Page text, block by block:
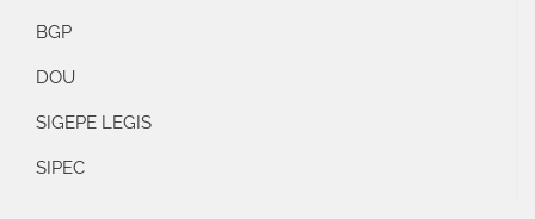
BGP
DOU
SIGEPE LEGIS
SIPEC